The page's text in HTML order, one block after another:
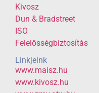
Kivosz
Dun & Bradstreet
ISO
Felelősségbiztosítás
Linkjeink
www.maisz.hu
www.kivosz.hu